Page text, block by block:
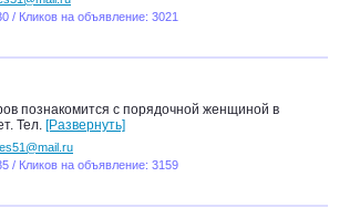
/ Кликов на объявление: 3021
познакомится с порядочной женщиной в
Тел. [Развернуть]
/ Кликов на объявление: 3159